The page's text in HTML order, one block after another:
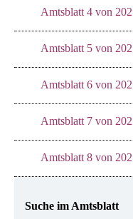
Amtsblatt 4 von
Amtsblatt 5 von
Amtsblatt 6 von
Amtsblatt 7 von
Amtsblatt 8 von
Suche im Amtsblatt